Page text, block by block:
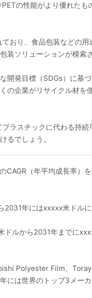
の性能がより優れたも
おり、食品包装などの用
ソリューションが模索
開発目標（SDGs）に基
の企業がリサイクル材を
ラスチックに代わる持続
るでしょう。
（年平均成長率）
年にはxxxxx米ドル
ルから2031年までに
Polyester Film、Toray
は世界のトップ3メー